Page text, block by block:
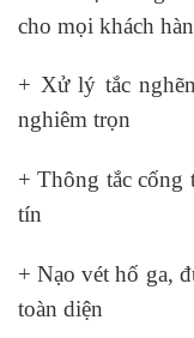
cho mọi khách
+ Xử lý tắc
nghiêm trọn
+ Thông tắc cống
tín
+ Nạo vét hố ga,
toàn diện